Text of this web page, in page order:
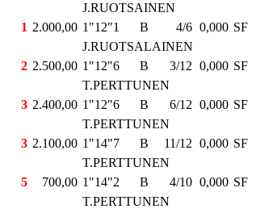
J.RUOTSAINEN
1 2.000,00 1"12"1 B 4/6 0,000 SF
J.RUOTSALAINEN
2 2.500,00 1"12"6 B 3/12 0,000 SF
T.PERTTUNEN
3 2.400,00 1"12"6 B 6/12 0,000 SF
T.PERTTUNEN
3 2.100,00 1"14"7 B 11/12 0,000 SF
T.PERTTUNEN
5 700,00 1"14"2 B 4/10 0,000 SF
T.PERTTUNEN